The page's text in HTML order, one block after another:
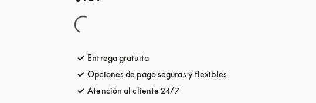
Entrega gratuitaapertura en una pestaña nueva
Opciones de pago seguras y flexibles
Atención al cliente 24/7apertura en una pestaña nueva